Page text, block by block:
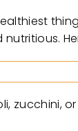
zucchini,